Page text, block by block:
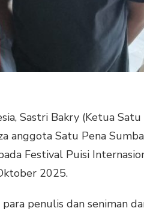
Sastri Bakry (Ketua Satu
anggota Satu Pena
Festival Puisi
2025.
penulis dan seniman